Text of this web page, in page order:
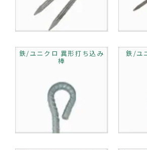
鉄/ユニクロ 異形打ち込み
棒
鉄/ユ